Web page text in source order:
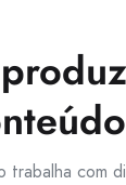
trabalha com